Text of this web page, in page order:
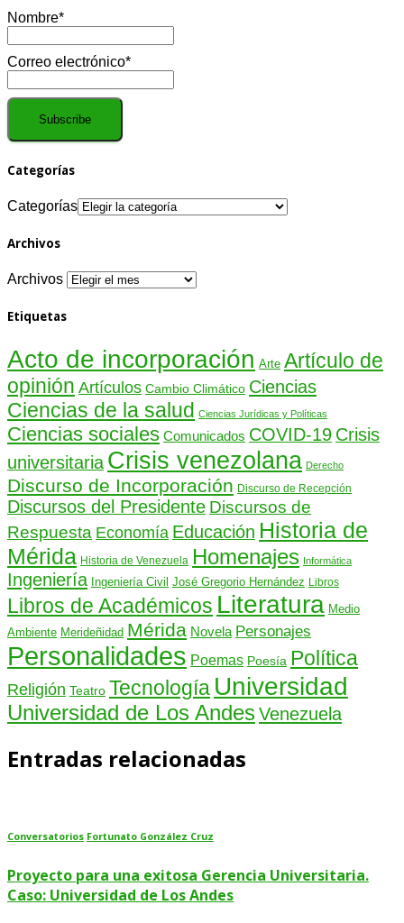
Nombre*
Correo electrónico*
Categorías
Categorías
Archivos
Archivos
Etiquetas
Acto de incorporación Arte Artículo de
opinión Artículos Cambio Climático Ciencias
Ciencias de la salud Ciencias Jurídicas y Políticas
Ciencias sociales Comunicados COVID-19 Crisis
universitaria Crisis venezolana Derecho
Discurso de Incorporación Discurso de Recepción
Discursos del Presidente Discursos de
Respuesta Economía Educación Historia de
Mérida Historia de Venezuela Homenajes Informática
Ingeniería Ingeniería Civil José Gregorio Hernández Libros
Libros de Académicos Literatura Medio
Ambiente Merideñidad Mérida Novela Personajes
Personalidades Poemas Poesía Política
Religión Teatro Tecnología Universidad
Universidad de Los AndesVenezuela
Entradas relacionadas
Conversatorios Fortunato González Cruz
Proyecto para una exitosa Gerencia Universitaria.
Caso: Universidad de Los Andes